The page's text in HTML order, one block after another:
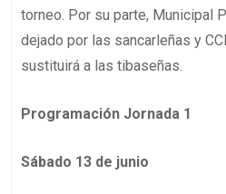
torneo. Por su parte, Municipal
dejado por las sancarleñas y
sustituirá a las tibaseñas.
Programación Jornada 1
Sábado 13 de junio